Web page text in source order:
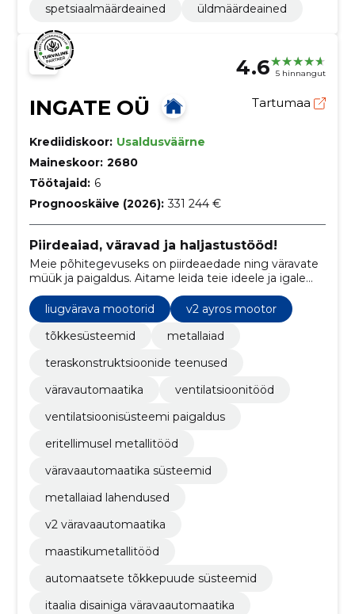
spetsiaalmäärdeained
üldmäärdeained
4.6 5 hinnangut
INGATE OÜ Tartumaa
Krediidiskoor: Usaldusväärne
Maineskoor: 2680
Töötajaid: 6
Prognooskäive (2026): 331 244 €
Piirdeaiad, väravad ja haljastustööd!
Meie põhitegevuseks on piirdeaedade ning väravate
müük ja paigaldus. Aitame leida teie ideele ja igale
konkreetsele aiale parima lahenduse.
liugvärava mootorid
v2 ayros mootor
tõkkesüsteemid
metallaiad
teraskonstruktsioonide teenused
väravautomaatika
ventilatsioonitööd
ventilatsioonisüsteemi paigaldus
eritellimusel metallitööd
väravaautomaatika süsteemid
metallaiad lahendused
v2 väravaautomaatika
maastikumetallitööd
automaatsete tõkkepuude süsteemid
itaalia disainiga väravaautomaatika